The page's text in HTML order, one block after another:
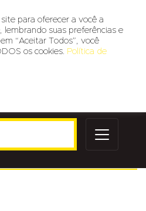
para oferecer a você a
lembrando suas preferências e
“Aceitar Todos”, você
os cookies. Política de